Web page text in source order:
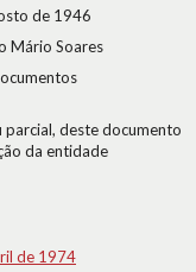
de 1946
Mário Soares
deste documento
da entidade
de 1974